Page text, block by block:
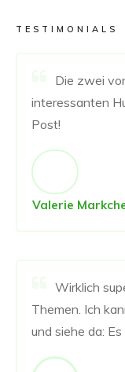
TESTIMONIALS
Die zwei
interessanten
Post!
Valerie
Wirklich
Themen. Ich
und siehe da: Es